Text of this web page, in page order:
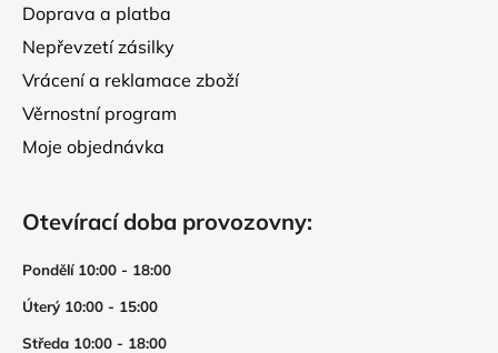
Doprava a platba
Nepřevzetí zásilky
Vrácení a reklamace zboží
Věrnostní program
Moje objednávka
Otevírací doba provozovny:
Pondělí 10:00 - 18:00
Úterý 10:00 - 15:00
Středa 10:00 - 18:00